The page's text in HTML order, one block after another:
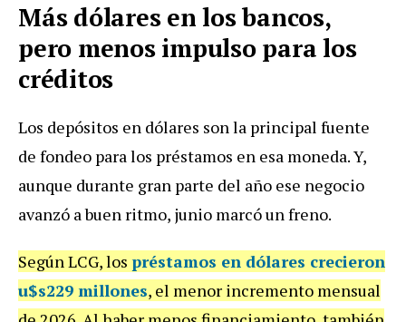
Más dólares en los bancos,
pero menos impulso para los
créditos
Los depósitos en dólares son la principal fuente
de fondeo para los préstamos en esa moneda. Y,
aunque durante gran parte del año ese negocio
avanzó a buen ritmo, junio marcó un freno.
Según LCG, los préstamos en dólares crecieron
u$s229 millones, el menor incremento mensual